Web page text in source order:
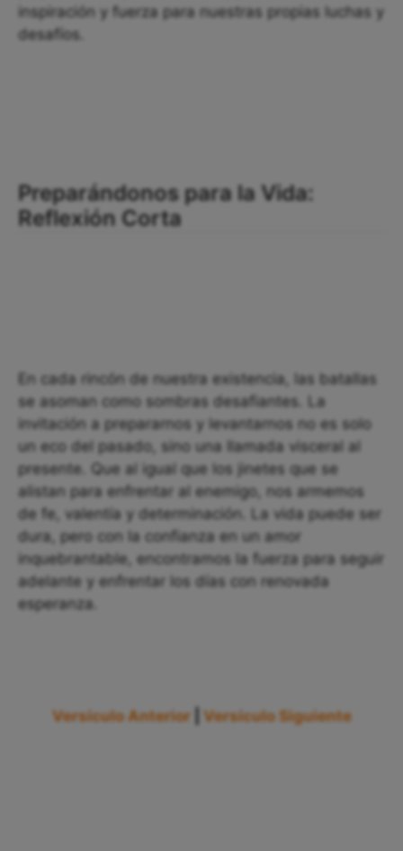
inspiración y fuerza para nuestras propias luchas y
desafíos.
Preparándonos para la Vida:
Reflexión Corta
En cada rincón de nuestra existencia, las batallas
se asoman como sombras desafiantes. La
invitación a prepararnos y levantarnos no es solo
un eco del pasado, sino una llamada visceral al
presente. Que al igual que los jinetes que se
alistan para enfrentar al enemigo, nos armemos
de fe, valentía y determinación. La vida puede ser
dura, pero con la confianza en un amor
inquebrantable, encontramos la fuerza para seguir
adelante y enfrentar los días con renovada
esperanza.
Versículo Anterior Versículo Siguiente